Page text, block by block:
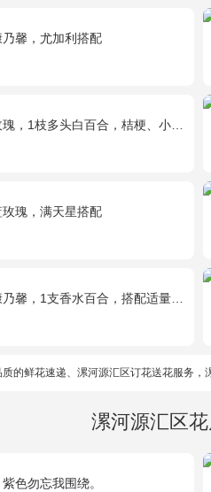
馨，尤加利搭配
1枝多头白百合，桔梗、小花、绿叶搭配
瑰，满天星搭配
，1支香水百合，搭配适量石竹梅、黄莺。
的鲜花速递、漯河源汇区订花送花服务，
漯河源汇区
色勿忘我围绕。